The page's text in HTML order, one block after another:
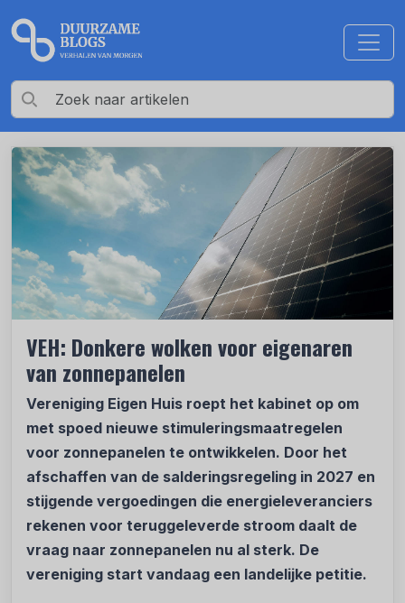
VEH: Donkere wolken voor eigenaren
van zonnepanelen
Vereniging Eigen Huis roept het kabinet op om
met spoed nieuwe stimuleringsmaatregelen
voor zonnepanelen te ontwikkelen. Door het
afschaffen van de salderingsregeling in 2027 en
stijgende vergoedingen die energieleveranciers
rekenen voor teruggeleverde stroom daalt de
vraag naar zonnepanelen nu al sterk. De
vereniging start vandaag een landelijke petitie.